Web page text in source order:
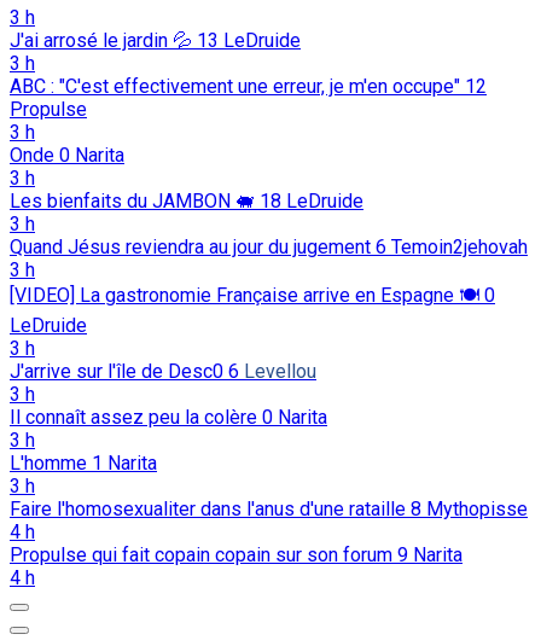
3 h
J'ai arrosé le jardin 💦 13 LeDruide
3 h
ABC : "C'est effectivement une erreur, je m'en occupe" 12
Propulse
3 h
Onde 0 Narita
3 h
Les bienfaits du JAMBON 🐖️ 18 LeDruide
3 h
Quand Jésus reviendra au jour du jugement 6 Temoin2jehovah
3 h
[VIDEO] La gastronomie Française arrive en Espagne 🍽️ 0
LeDruide
3 h
J'arrive sur l'île de Desc0 6 Levellou
3 h
Il connaît assez peu la colère 0 Narita
3 h
L'homme 1 Narita
3 h
Faire l'homosexualiter dans l'anus d'une rataille 8 Mythopisse
4 h
Propulse qui fait copain copain sur son forum 9 Narita
4 h